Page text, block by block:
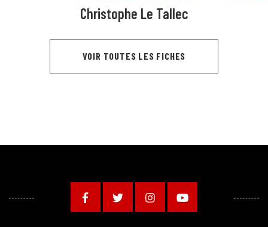
Christophe Le Tallec
VOIR TOUTES LES FICHES